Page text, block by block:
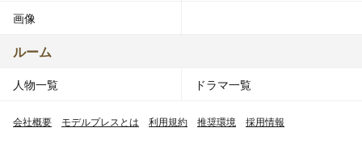
にアリダ役で出演。
2014年上半期放送の『花子とアン』に、木場朝市役で
2014年10月、TBSテレビドラマ『Nのために』に成瀬慎
2015年7月、日本テレビドラマ『デスノート』に夜神月
画像
ルーム
人物一覧 ドラマ一覧
会社概要 モデルプレスとは 利用規約 推奨環境 採用情報